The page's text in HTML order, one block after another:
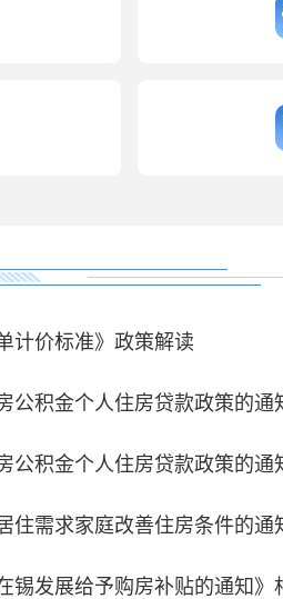
计价标准》政策解读
积金个人住房贷款政策的通知（
积金个人住房贷款政策的通知（
住需求家庭改善住房条件的通
锡发展给予购房补贴的通知》